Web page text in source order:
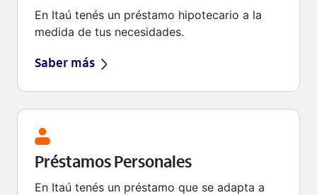
En Itaú tenés un préstamo hipotecario a la
medida de tus necesidades.
Saber más
Préstamos Personales
En Itaú tenés un préstamo que se adapta a